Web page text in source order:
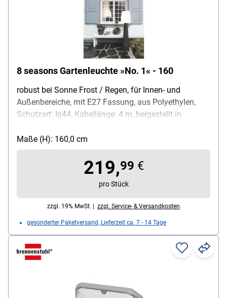
8 seasons Gartenleuchte »No. 1« - 160
robust bei Sonne Frost / Regen, für Innen- und
Außenbereiche, mit E27 Fassung, aus Polyethylen,
Schutzart: Ip44, Kabellänge: 4 m, hergestellt in
Höhe: 160 cm, Lieferumfang: Gartenleuchte,
Leuchtmittel
Maße (H): 160,0 cm
219,99 €
pro Stück
zzgl. 19% MwSt. | zzgl. Service- & Versandkosten
gesonderter Paketversand, Lieferzeit ca. 7 - 14 Tage